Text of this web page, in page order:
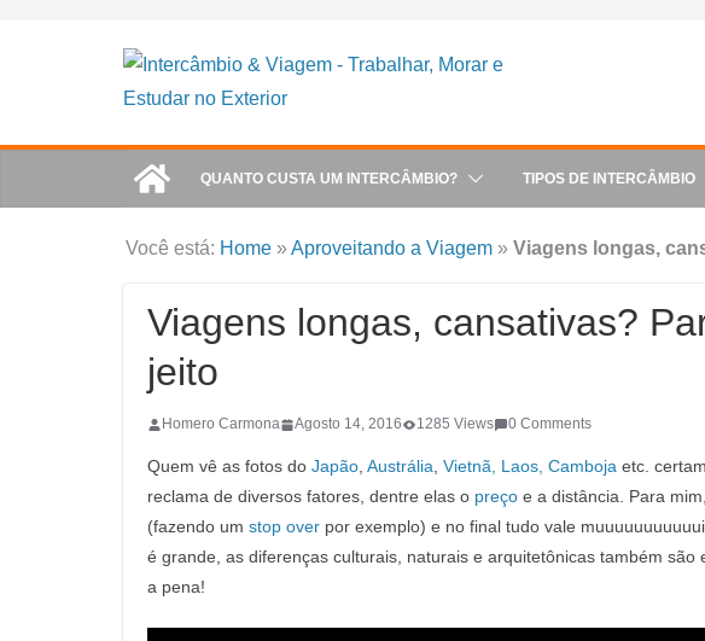
QUANTO CUSTA UM INTERCÂMBIO? TIPOS DE INTERCÂMBIO
Você está: Home »Aproveitando a Viagem » Viagens longas,
Viagens longas, cansativas?
jeito
Homero Carmona Agosto 14, 2016 1285 Views 0 Comments
Quem vê as fotos do Japão Austrália Vietnã, Laos, Camboja etc.
reclama de diversos fatores, dentre elas o preço e a distância. Para
(fazendo um stop over por exemplo) e no final tudo vale
é grande, as diferenças culturais, naturais e arquitetônicas também
a pena!